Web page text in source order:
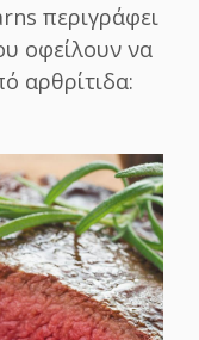
περιγράφει
οφείλουν να
αρθρίτιδα: